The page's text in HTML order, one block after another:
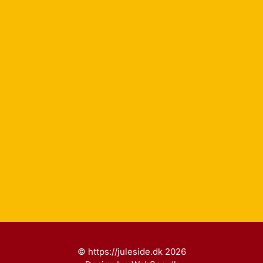
© https://juleside.dk 2026